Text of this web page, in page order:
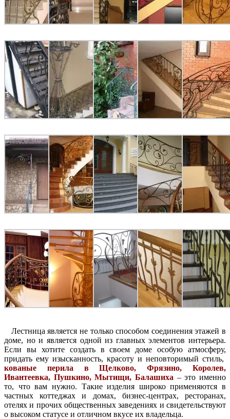
Лестница является не только способом соединения этажей в
доме, но и является одной из главных элементов интерьера.
Если вы хотите создать в своем доме особую атмосферу,
придать ему изысканность, красоту и неповторимый стиль,
кованые перила в Щелково, Фрязино, Королев,
Ивантеевка, Пушкино, Мытищи, Балашиха – это именно
то, что вам нужно. Такие изделия широко применяются в
частных коттеджах и домах, бизнес-центрах, ресторанах,
отелях и прочих общественных заведениях и свидетельствуют
о высоком статусе и отличном вкусе их владельца.